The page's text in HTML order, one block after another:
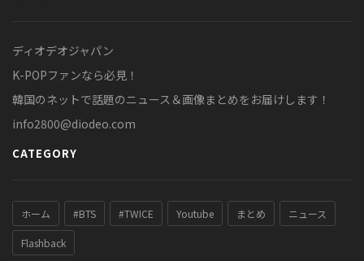
ディオデオジャパン
K-POPファンなら必見！
韓国のネットで話題のニュース＆画像まとめをお届けします！
info2800@diodeo.com
CATEGORY
ホーム #BTS #TWICE Youtube まとめ ニュース
Flashback